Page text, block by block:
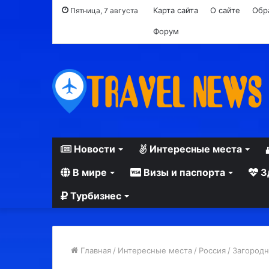
Пятница, 7 августа Карта сайта О сайте
Форум
Новости
Интересные места
В мире
Визы и паспорта
Турбизнес
Главная / Интересные места / Россия /